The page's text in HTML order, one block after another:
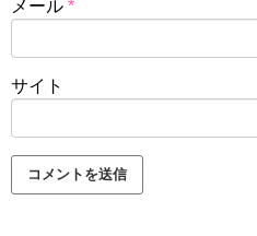
メール *
サイト